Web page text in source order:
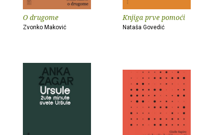
O drugome
Zvonko Maković
Knjiga prve pomoći
Nataša Govedić